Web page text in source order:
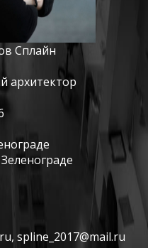
Сплайн
архитектор
, spline_2017@mail.ru